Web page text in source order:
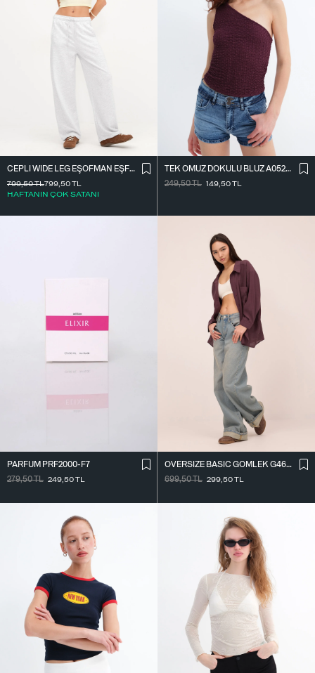
CEPLI WIDE LEG EŞOFMAN EŞF10487
799,50TL
HAFTANIN ÇOK SATANI
799,50TL
TEK OMUZ DOKULU BLUZ A0522-E2
249,50TL 149,50TL
PARFÜM PRF2000-F7
279,50TL 249,50TL
OVERSIZE BASIC GÖMLEK G4612-Z2
699,50TL 299,50TL